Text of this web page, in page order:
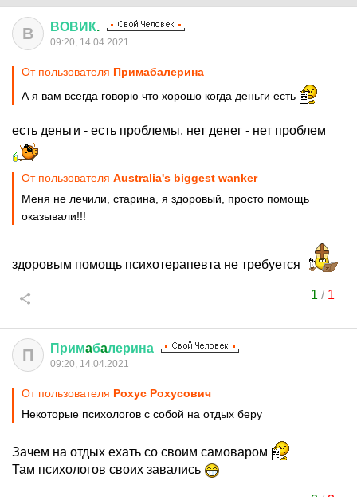
В ВОВИК.
09:20, 14.04.2021
От пользователя Примaбaлерина
А я вам всегда говорю что хорошо когда деньги есть
есть деньги - есть проблемы, нет денег - нет проблем
От пользователя Australia's biggest wanker
Меня не лечили, старина, я здоровый, просто помощь
оказывали!!!
здоровым помощь психотерапевта не требуется
1 / 1
П Примaбaлерина
09:20, 14.04.2021
От пользователя Рохус Рохусович
Некоторые психологов с собой на отдых беру
Зачем на отдых ехать со своим самоваром
Там психологов своих завались